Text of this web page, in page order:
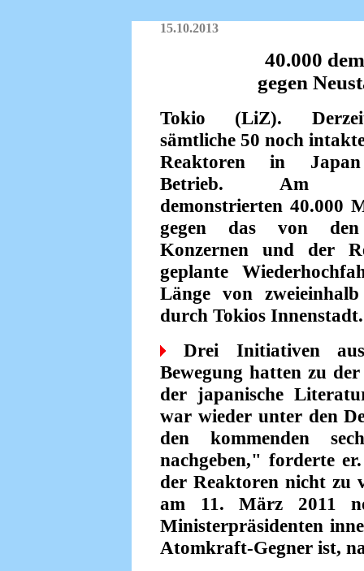
15.10.2013
40.000
gegen
Tokio (LiZ).
sämtliche 50 noch
Reaktoren in
Betrieb. Am
demonstrierten 40.000
gegen das von
Konzernen und der
geplante
Länge von
durch Tokios Innenstadt.
Drei Initiativen
Bewegung hatten zu
der japanische
war wieder unter den
den kommenden
nachgeben," forderte
der Reaktoren nicht zu
am 11. März 2011
Ministerpräsidenten
Atomkraft-Gegner ist,